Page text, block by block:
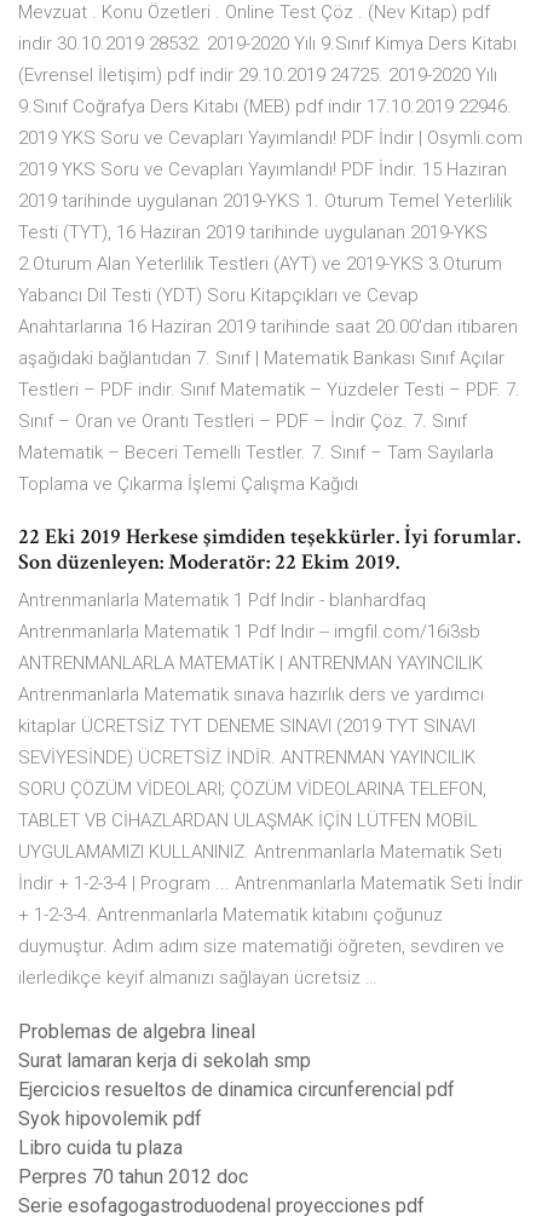
Mevzuat . Konu Özetleri . Online Test Çöz . (Nev Kitap) pdf
indir 30.10.2019 28532. 2019-2020 Yılı 9.Sınıf Kimya Ders Kitabı
(Evrensel İletişim) pdf indir 29.10.2019 24725. 2019-2020 Yılı
9.Sınıf Coğrafya Ders Kitabı (MEB) pdf indir 17.10.2019 22946.
2019 YKS Soru ve Cevapları Yayımlandı! PDF İndir | Osymli.com
2019 YKS Soru ve Cevapları Yayımlandı! PDF İndir. 15 Haziran
2019 tarihinde uygulanan 2019-YKS 1. Oturum Temel Yeterlilik
Testi (TYT), 16 Haziran 2019 tarihinde uygulanan 2019-YKS
2.Oturum Alan Yeterlilik Testleri (AYT) ve 2019-YKS 3.Oturum
Yabancı Dil Testi (YDT) Soru Kitapçıkları ve Cevap
Anahtarlarına 16 Haziran 2019 tarihinde saat 20.00’dan itibaren
aşağıdaki bağlantıdan 7. Sınıf | Matematik Bankası Sınıf Açılar
Testleri – PDF indir. Sınıf Matematik – Yüzdeler Testi – PDF. 7.
Sınıf – Oran ve Orantı Testleri – PDF – İndir Çöz. 7. Sınıf
Matematik – Beceri Temelli Testler. 7. Sınıf – Tam Sayılarla
Toplama ve Çıkarma İşlemi Çalışma Kağıdı
22 Eki 2019 Herkese şimdiden teşekkürler. İyi forumlar.
Son düzenleyen: Moderatör: 22 Ekim 2019.
Antrenmanlarla Matematik 1 Pdf Indir - blanhardfaq
Antrenmanlarla Matematik 1 Pdf Indir -- imgfil.com/16i3sb
ANTRENMANLARLA MATEMATİK | ANTRENMAN YAYINCILIK
Antrenmanlarla Matematik sınava hazırlık ders ve yardımcı
kitaplar ÜCRETSİZ TYT DENEME SINAVI (2019 TYT SINAVI
SEVİYESİNDE) ÜCRETSİZ İNDİR. ANTRENMAN YAYINCILIK
SORU ÇÖZÜM VİDEOLARI; ÇÖZÜM VİDEOLARINA TELEFON,
TABLET VB CİHAZLARDAN ULAŞMAK İÇİN LÜTFEN MOBİL
UYGULAMAMIZI KULLANINIZ. Antrenmanlarla Matematik Seti
İndir + 1-2-3-4 | Program ... Antrenmanlarla Matematik Seti İndir
+ 1-2-3-4. Antrenmanlarla Matematik kitabını çoğunuz
duymuştur. Adım adım size matematiği öğreten, sevdiren ve
ilerledikçe keyif almanızı sağlayan ücretsiz …
Problemas de algebra lineal
Surat lamaran kerja di sekolah smp
Ejercicios resueltos de dinamica circunferencial pdf
Syok hipovolemik pdf
Libro cuida tu plaza
Perpres 70 tahun 2012 doc
Serie esofagogastroduodenal proyecciones pdf